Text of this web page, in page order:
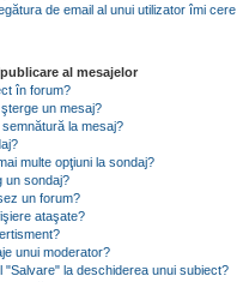
de email al unui utilizator îmi cere
al mesajelor
în forum?
un mesaj?
la mesaj?
multe opţiuni la sondaj?
un sondaj?
un forum?
ataşate?
unui moderator?
"Salvare" la deschiderea unui subiect?